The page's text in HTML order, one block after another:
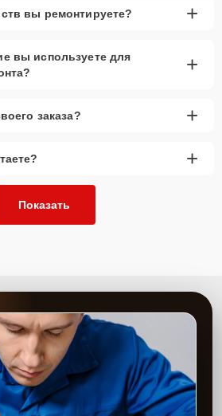
вы ремонтируете? +
вы используете для
+
заказа? +
+
Показать